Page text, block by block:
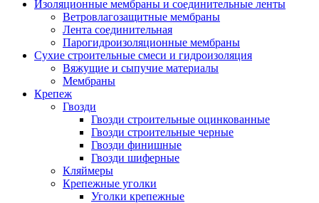
Изоляционные мембраны и соединительные ленты
Ветровлагозащитные мембраны
Лента соединительная
Парогидроизоляционные мембраны
Сухие строительные смеси и гидроизоляция
Вяжущие и сыпучие материалы
Мембраны
Крепеж
Гвозди
Гвозди строительные оцинкованные
Гвозди строительные черные
Гвозди финишные
Гвозди шиферные
Кляймеры
Крепежные уголки
Уголки крепежные